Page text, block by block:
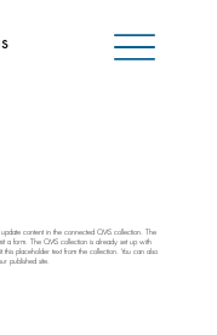
content in the connected CMS collection. The
a form. The CMS collection is already set up with
placeholder text from the collection. You can also
published site.